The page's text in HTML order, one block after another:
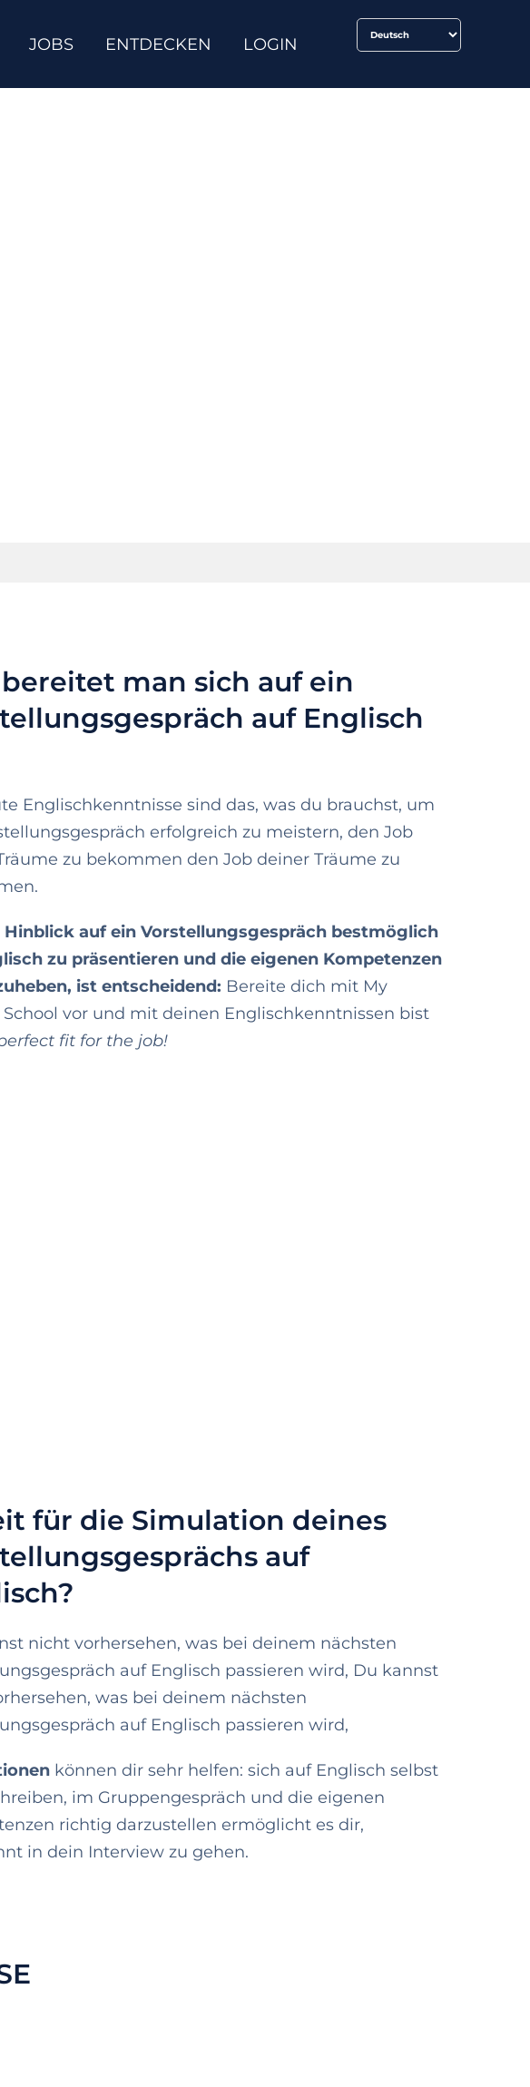
JOBS ENTDECKEN LOGIN
man sich auf ein
auf Englisch
Englischkenntnisse sind das, was du brauchst, um
erfolgreich zu meistern, den Job
zu bekommen den Job deiner Träume zu
Hinblick auf ein Vorstellungsgespräch bestmöglich
zu präsentieren und die eigenen Kompetenzen
ist entscheidend: Bereite dich mit My
School vor und mit deinen Englischkenntnissen bist
fit for the job!
für die Simulation deines
auf
nicht vorhersehen, was bei deinem nächsten
auf Englisch passieren wird, Du kannst
was bei deinem nächsten
auf Englisch passieren wird,
können dir sehr helfen: sich auf Englisch selbst
im Gruppengespräch und die eigenen
richtig darzustellen ermöglicht es dir,
in dein Interview zu gehen.